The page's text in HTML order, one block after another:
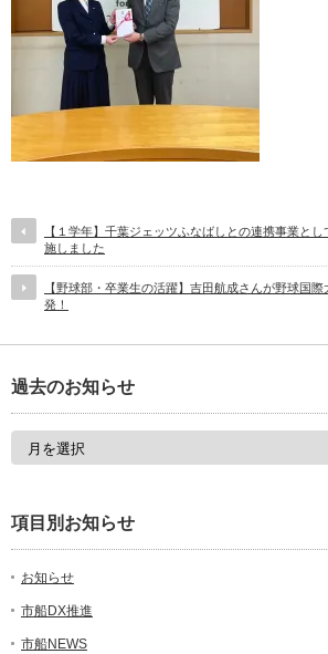
【１学年】千葉ジェッツふなばしとの連携事業と
施しました
【野球部・卒業生の活躍】吉田航成さんが野球国
発！
過去のお知らせ
項目別お知らせ
お知らせ
市船DX推進
市船NEWS